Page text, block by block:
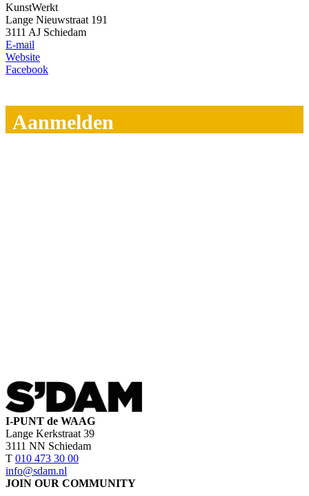
KunstWerkt
Lange Nieuwstraat 191
3111 AJ Schiedam
E-mail
Website
Facebook
Aanmelden
I-PUNT de WAAG
Lange Kerkstraat 39
3111 NN Schiedam
T 010 473 30 00
info@sdam.nl
JOIN OUR COMMUNITY